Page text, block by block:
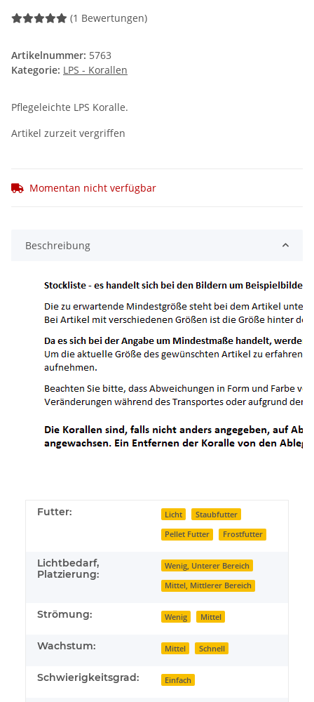
(1 Bewertungen)
Artikelnummer: 5763
Kategorie: LPS - Korallen
Pflegeleichte LPS Koralle.
Artikel zurzeit vergriffen
Momentan nicht verfügbar
Beschreibung
Futter: Licht Staubfutter
Pellet Futter Frostfutter
Lichtbedarf,
Platzierung:
Wenig, Unterer Bereich
Mittel, Mittlerer Bereich
Strömung: Wenig Mittel
Wachstum: Mittel Schnell
Schwierigkeitsgrad: Einfach